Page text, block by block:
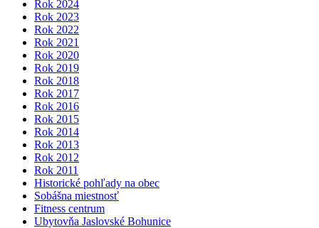
Rok 2024
Rok 2023
Rok 2022
Rok 2021
Rok 2020
Rok 2019
Rok 2018
Rok 2017
Rok 2016
Rok 2015
Rok 2014
Rok 2013
Rok 2012
Rok 2011
Historické pohľady na obec
Sobášna miestnosť
Fitness centrum
Ubytovňa Jaslovské Bohunice